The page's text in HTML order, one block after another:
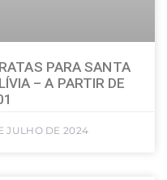
PARA SANTA
– A PARTIR DE
JULHO DE 2024